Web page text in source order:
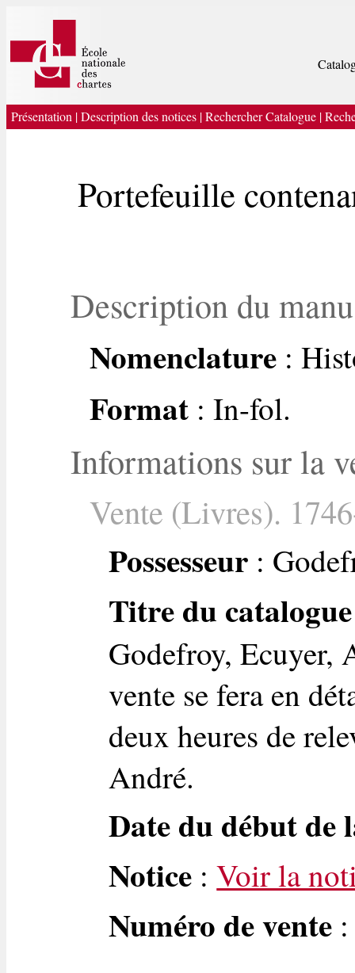
Présentation |Description des notices |Rechercher Catalogue |
Portefeuille
Description du
Nomenclature:
Format: In-fol.
Informations sur la
Vente (Livres).
Possesseur :
Titre du catalogue
Godefroy, Ecuyer,
vente se fera en
deux heures de
André.
Date du début de
Notice :Voir la
Numéro de vente